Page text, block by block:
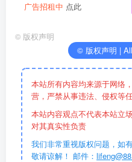
广告招租中 点此
© 版权声明
© 版权声明 |
本站所有内容均来源于网络
营，严禁从事违法、侵权等
本站内容观点不代表本站立
对其真实性负责
我们非常重视版权问题，如
敬请谅解！ 邮件：